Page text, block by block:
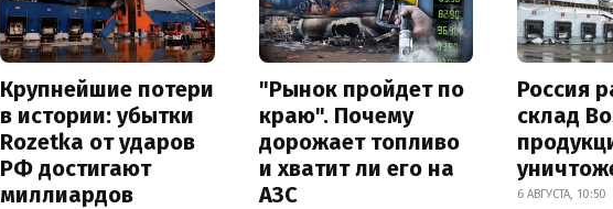
Крупнейшие потери
в истории: убытки
Rozetka от ударов
РФ достигают
миллиардов
"Рынок пройдет по
краю". Почему
дорожает топливо
и хватит ли его на
АЗС
Россия
склад
6 АВГУСТА, 10:50